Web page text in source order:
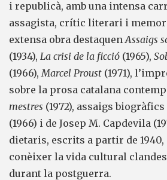
i republicà, amb una intensa
assagista, crític literari i
extensa obra destaquenAssaigs
(1934), La crisi de la ficció (1965),
(1966),Marcel Proust (1971),
sobre la prosa catalana
mestres (1972), assaigs
(1966) i de Josep M. Capdevila
dietaris, escrits a partir de
conèixer la vida cultural
durant la postguerra.